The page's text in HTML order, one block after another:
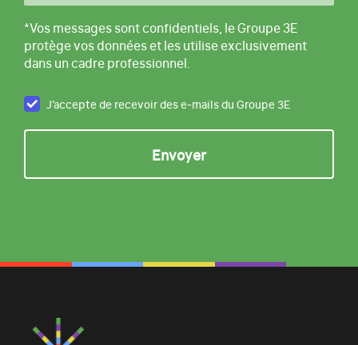
*Vos messages sont confidentiels, le Groupe 3E
protège vos données et les utilise exclusivement
dans un cadre professionnel.
J’accepte de recevoir des e-mails du Groupe 3E